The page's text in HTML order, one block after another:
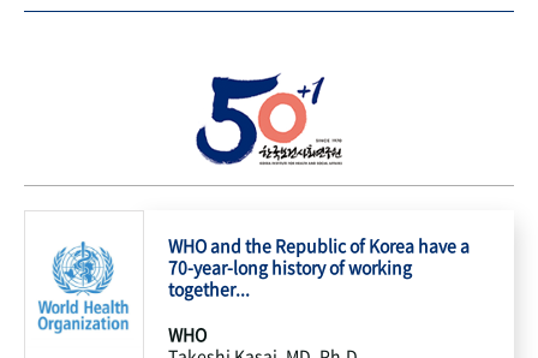
WHO and the Republic of Korea have a
70-year-long history of working
together...
WHO